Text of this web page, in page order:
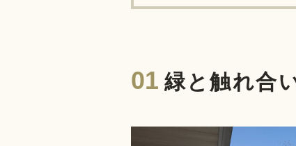
01 緑と触れ合